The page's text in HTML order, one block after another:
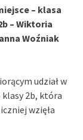
– klasa
– Wiktoria
Woźniak
udział w
2b, która
wzięła